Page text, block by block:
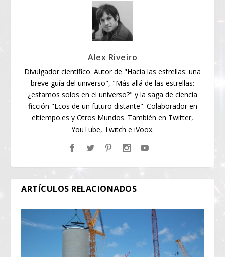
Alex Riveiro
Divulgador científico. Autor de "Hacia las estrellas: una
breve guía del universo", "Más allá de las estrellas:
¿estamos solos en el universo?" y la saga de ciencia
ficción "Ecos de un futuro distante". Colaborador en
eltiempo.es y Otros Mundos. También en Twitter,
YouTube, Twitch e iVoox.
ARTÍCULOS RELACIONADOS